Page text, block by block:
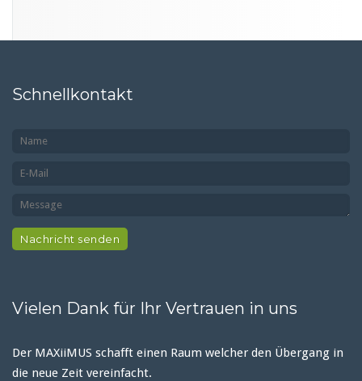
Schnellkontakt
Vielen Dank für Ihr Vertrauen in uns
Der MAXiiMUS schafft einen Raum welcher den Übergang in
die neue Zeit vereinfacht.